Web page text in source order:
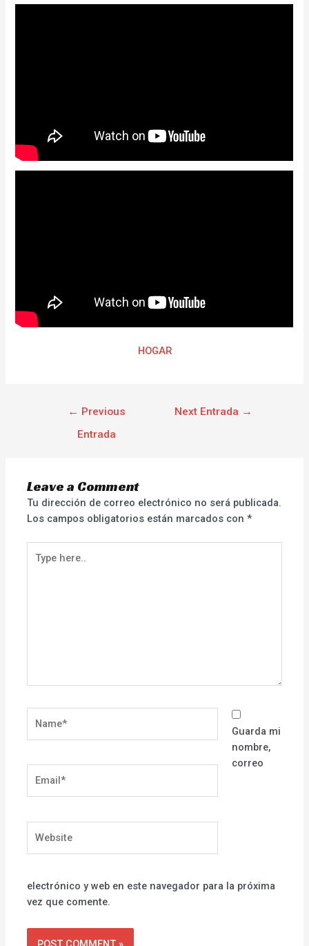
HOGAR
← Previous
Entrada
Next Entrada →
Leave a Comment
Tu dirección de correo electrónico no será publicada.
Los campos obligatorios están marcados con*
here..
Guarda mi
nombre,
correo
electrónico y web en este navegador para la próxima
vez que comente.